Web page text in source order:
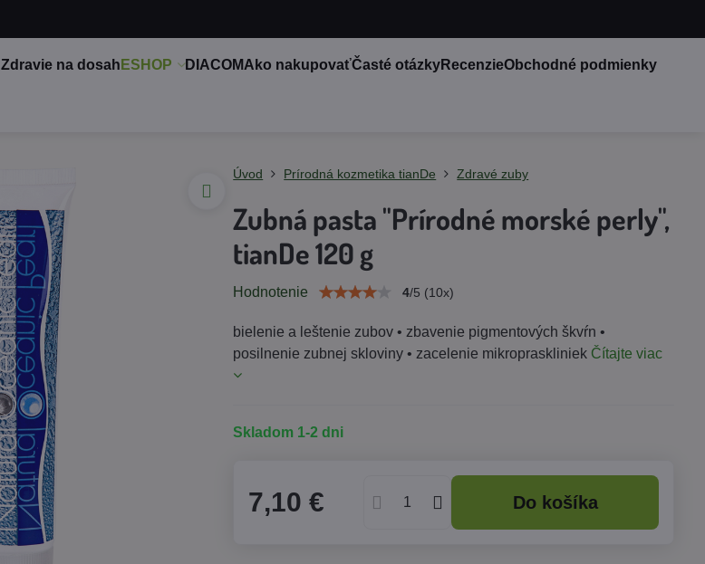
Zdravie na dosah ESHOP DIACOMAko nakupovaťČasté otázkyRecenzieObchodné podmienky
Úvod Prírodná kozmetika tianDe Zdravé zuby
Zubná pasta "Prírodné morské perly",
tianDe 120 g
Hodnotenie 4/5 (10x)
bielenie a leštenie zubov • zbavenie pigmentových škvŕn •
posilnenie zubnej skloviny • zacelenie mikropraskliniek Čítajte viac
Skladom 1-2 dni
7,10 € Do košíka